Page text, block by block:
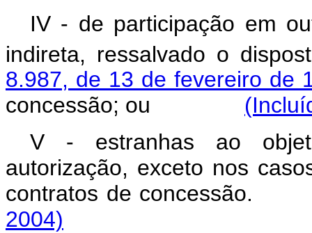
IV - de participação em
indireta, ressalvado o
8.987, de 13 de fevereiro de
concessão; ou
V - estranhas ao
autorização, exceto nos
contratos de
2004)